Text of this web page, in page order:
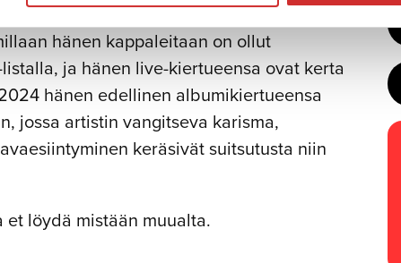
Max Sene, on vakiinnuttanut paikkansa
hänen kappaleitaan on ollut
ja hänen live-kiertueensa ovat kerta
hänen edellinen albumikiertueensa
jossa artistin vangitseva karisma,
keräsivät suitsutusta niin
löydä mistään muualta.